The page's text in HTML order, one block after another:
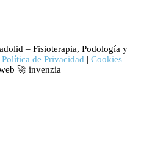
– Fisioterapia, Podología y
Política de Privacidad | Cookies
🚀 invenzia